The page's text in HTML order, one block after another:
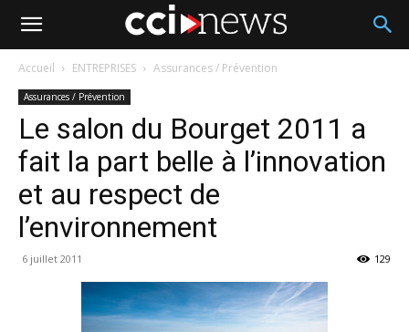
Accueil ENTREPRISES Assurances / Prévention
Assurances / Prévention
Le salon du Bourget 2011 a
fait la part belle à l’innovation
et au respect de
l’environnement
6 juillet 2011 129